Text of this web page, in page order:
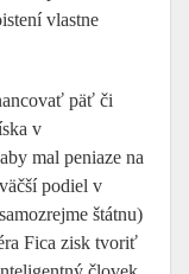
vlastne
päť či
v
mal peniaze na
podiel v
štátnu)
Fica zisk tvoriť